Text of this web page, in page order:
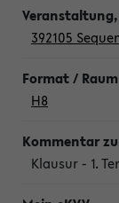
392105
H8
Klausur - 1.